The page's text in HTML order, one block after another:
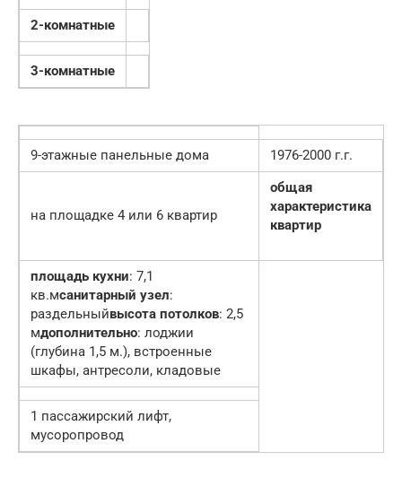
2-комнатные
3-комнатные
9-этажные панельные дома 1976-2000 г.г.
на площадке 4 или 6 квартир
общая
характеристика
квартир
площадь кухни: 7,1
кв.мсанитарный узел:
раздельныйвысота потолков: 2,5
мдополнительно: лоджии
(глубина 1,5 м.), встроенные
шкафы, антресоли, кладовые
1 пассажирский лифт,
мусоропровод